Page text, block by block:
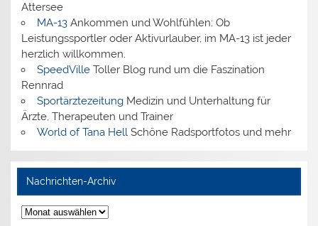
Attersee
MA-13Ankommen und Wohlfühlen: Ob
Leistungssportler oder Aktivurlauber, im MA-13 ist jeder
herzlich willkommen.
SpeedVilleToller Blog rund um die Faszination
Rennrad
SportärztezeitungMedizin und Unterhaltung für
Ärzte, Therapeuten und Trainer
World of Tana HellSchöne Radsportfotos und mehr
Nachrichten-Archiv
Nachrichten-
Archiv